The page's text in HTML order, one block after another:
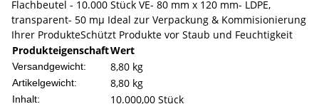
Flachbeutel - 10.000 Stück VE- 80 mm x 120 mm- LDPE,
transparent- 50 mµ Ideal zur Verpackung & Kommisionierung
Ihrer ProdukteSchützt Produkte vor Staub und Feuchtigkeit
ProdukteigenschaftWert
Versandgewicht: 8,80 kg
Artikelgewicht: 8,80 kg
Inhalt: 10.000,00 Stück